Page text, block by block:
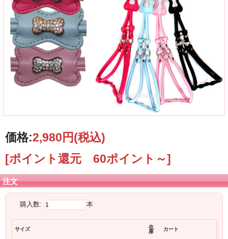
直輸入してご提供しておりますので、ご安心ください。
価格:2,980円(税込)
[ポイント還元 60ポイント～]
注文
購入数: 本
サイズ
在
庫
カート